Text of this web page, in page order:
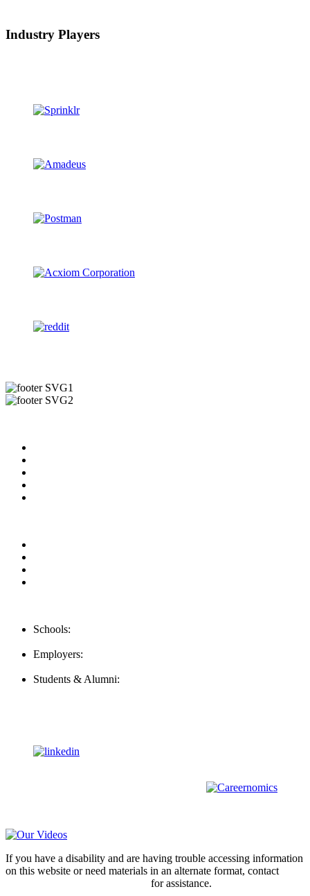
Industry Players
Schools:
Employers:
Students & Alumni:
If you have a disability and are having trouble accessing information
on this website or need materials in an alternate format, contact
for assistance.